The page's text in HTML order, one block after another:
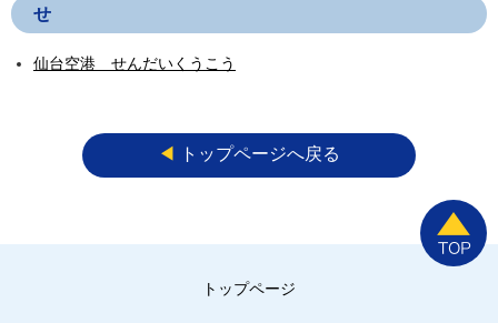
せ
仙台空港 せんだいくうこう
◀︎ トップページへ戻る
トップページ